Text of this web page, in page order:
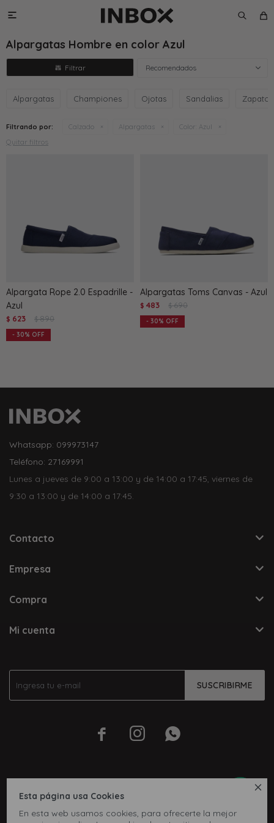

Esta página usa Cookies
En esta web usamos cookies, para ofrecerte la mejor

Alpargatas Hombre en color Azul
Recomendados
Alpargatas Championes Ojotas Sandalias Zapatos
Filtrando por: Calzado Alpargatas Color: Azul
Quitar filtros
Alpargata Rope 2.0 Espadrille -
Azul
$ 623 $ 890
30
Alpargatas Toms Canvas - Azul
$ 483 $ 690
30
SUSCRIBIRME
  
Whatsapp: 099973147
Teléfono: 27169991
Lunes a jueves de 9:00 a 13:00 y de 14:00 a 17:45, viernes de
9:30 a 13:00 y de 14:00 a 17:45.
Contacto
Empresa
Compra
Mi cuenta